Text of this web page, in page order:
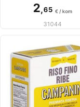
2,65 € / kom
31044